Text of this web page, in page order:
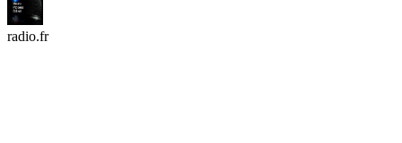
radio.fr